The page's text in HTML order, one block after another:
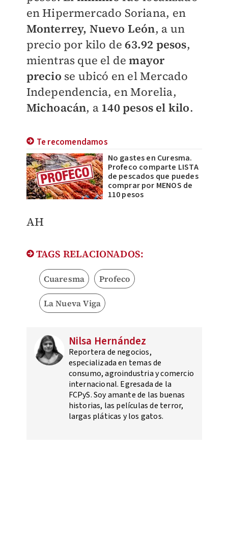
en Hipermercado Soriana, en
Monterrey, Nuevo León, a un
precio por kilo de 63.92 pesos,
mientras que el demayor
precio se ubicó en el Mercado
Independencia, en Morelia,
Michoacán, a 140 pesos el kilo.
Te recomendamos
No gastes en Curesma.
Profeco comparte LISTA
de pescados que puedes
comprar por MENOS de
110 pesos
AH
TAGS RELACIONADOS:
Cuaresma Profeco
La Nueva Viga
Nilsa Hernández
Reportera de negocios,
especializada en temas de
consumo, agroindustria y comercio
internacional. Egresada de la
FCPyS. Soy amante de las buenas
historias, las películas de terror,
largas pláticas y los gatos.